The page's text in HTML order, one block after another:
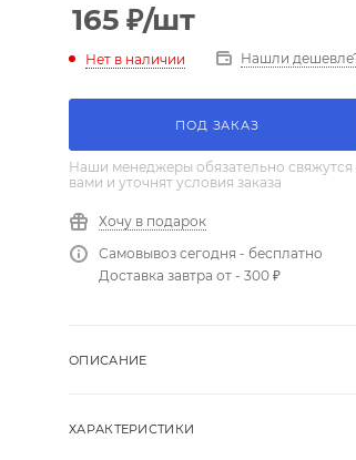
165 ₽/шт
Нет в наличии Нашли
ПОД ЗАКАЗ
Наши менеджеры обязательно свяжутся
вами и уточнят условия заказа
Хочу в подарок
Самовывоз сегодня - бесплатно
Доставка завтра от - 300 ₽
ОПИСАНИЕ
ХАРАКТЕРИСТИКИ